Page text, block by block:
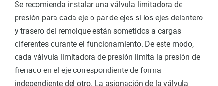
Se recomienda instalar una válvula limitadora de
presión para cada eje o par de ejes si los ejes delantero
y trasero del remolque están sometidos a cargas
diferentes durante el funcionamiento. De este modo,
cada válvula limitadora de presión limita la presión de
frenado en el eje correspondiente de forma
independiente del otro. La asignación de la válvula